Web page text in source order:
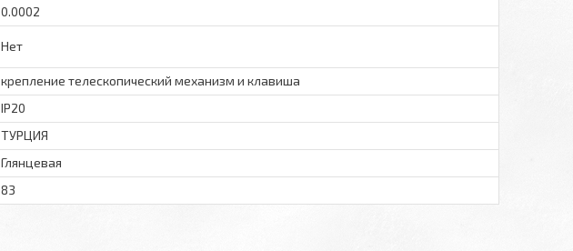
0.0002
Нет
крепление телескопический механизм и клавиша
IP20
ТУРЦИЯ
Глянцевая
83